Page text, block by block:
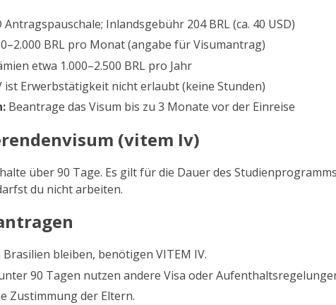
Antragspauschale; Inlandsgebühr 204 BRL (ca. 40 USD)
BRL pro Monat (angabe für Visumantrag)
etwa 1.000–2.500 BRL pro Jahr
ist Erwerbstätigkeit nicht erlaubt (keine Stunden)
Beantrage das Visum bis zu 3 Monate vor der Einreise
(vitem Iv)
über 90 Tage. Es gilt für die Dauer des
du nicht arbeiten.
bleiben, benötigen VITEM IV.
90 Tagen nutzen andere Visa oder
Zustimmung der Eltern.